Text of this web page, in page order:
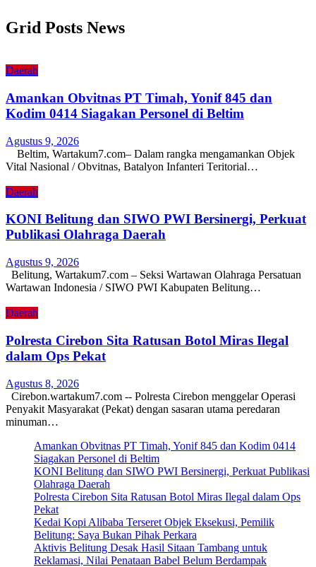
Grid Posts News
Daerah
Amankan Obvitnas PT Timah, Yonif 845 dan
Kodim 0414 Siagakan Personel di Beltim
Agustus 9, 2026
Beltim, Wartakum7.com– Dalam rangka mengamankan Objek
Vital Nasional / Obvitnas, Batalyon Infanteri Teritorial…
Daerah
KONI Belitung dan SIWO PWI Bersinergi, Perkuat
Publikasi Olahraga Daerah
Agustus 9, 2026
Belitung, Wartakum7.com – Seksi Wartawan Olahraga Persatuan
Wartawan Indonesia / SIWO PWI Kabupaten Belitung…
Daerah
Polresta Cirebon Sita Ratusan Botol Miras Ilegal
dalam Ops Pekat
Agustus 8, 2026
Cirebon.wartakum7.com -- Polresta Cirebon menggelar Operasi
Penyakit Masyarakat (Pekat) dengan sasaran utama peredaran
minuman…
Amankan Obvitnas PT Timah, Yonif 845 dan Kodim 0414
Siagakan Personel di Beltim
KONI Belitung dan SIWO PWI Bersinergi, Perkuat Publikasi
Olahraga Daerah
Polresta Cirebon Sita Ratusan Botol Miras Ilegal dalam Ops
Pekat
Kedai Kopi Alibaba Terseret Objek Eksekusi, Pemilik
Belitung: Saya Bukan Pihak Perkara
Aktivis Belitung Desak Hasil Sitaan Tambang untuk
Reklamasi, Nilai Penataan Babel Belum Berdampak